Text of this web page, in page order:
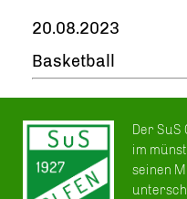
20.08.2023
Basketball
Der
im
seinen